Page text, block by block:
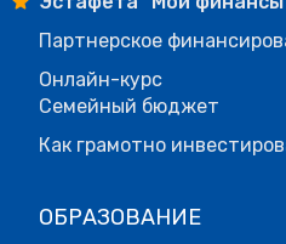
Партнерское
Онлайн-курс
Семейный бюджет
Как грамотно
ОБРАЗОВАНИЕ